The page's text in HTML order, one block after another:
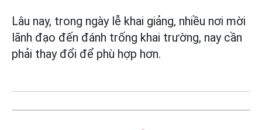
Lâu nay, trong ngày lễ khai giảng, nhiều nơi mời
lãnh đạo đến đánh trống khai trường, nay cần
phải thay đổi để phù hợp hơn.